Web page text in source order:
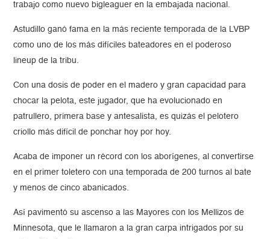
trabajo como nuevo bigleaguer en la embajada nacional.
Astudillo ganó fama en la más reciente temporada de la LVBP
como uno de los más difíciles bateadores en el poderoso
lineup de la tribu.
Con una dosis de poder en el madero y gran capacidad para
chocar la pelota, este jugador, que ha evolucionado en
patrullero, primera base y antesalista, es quizás el pelotero
criollo más difícil de ponchar hoy por hoy.
Acaba de imponer un récord con los aborígenes, al convertirse
en el primer toletero con una temporada de 200 turnos al bate
y menos de cinco abanicados.
Así pavimentó su ascenso a las Mayores con los Mellizos de
Minnesota, que le llamaron a la gran carpa intrigados por su